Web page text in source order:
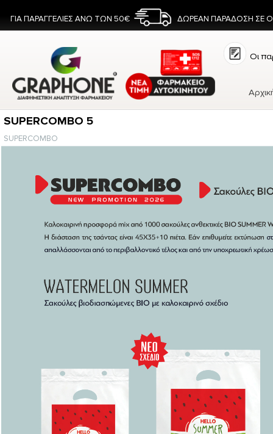
ΔΩΡΕΑΝ ΠΑΡΑΔΟΣΗ ΣΕ
ΓΙΑ ΠΑΡΑΓΓΕΛΙΕΣ ΑΝΩ ΤΩΝ 50€
Οι
SUPERCOMBO 5
SUPERCOMBO